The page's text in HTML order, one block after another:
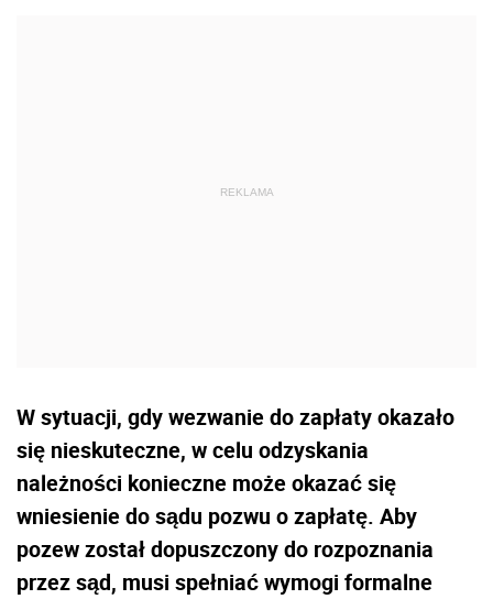
W sytuacji, gdy wezwanie do zapłaty okazało
się nieskuteczne, w celu odzyskania
należności konieczne może okazać się
wniesienie do sądu pozwu o zapłatę. Aby
pozew został dopuszczony do rozpoznania
przez sąd, musi spełniać wymogi formalne